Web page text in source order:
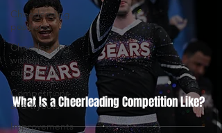
Cheerleading
positions
Cheerleading
without
experience
Competitions
and tryouts
Improvements
What Is a Cheerleading Competition Like?